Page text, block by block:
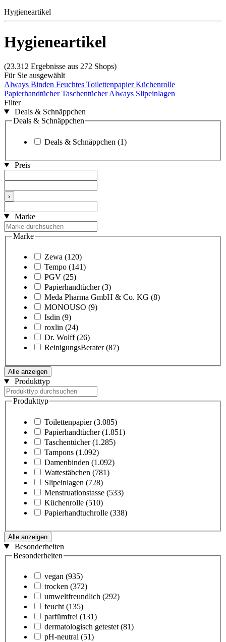
Hygieneartikel
Hygieneartikel
(23.312 Ergebnisse aus 272 Shops)
Für Sie ausgewählt
Always Binden Feuchtes ToilettenpapierKüchenrolle
PapierhandtücherTaschentücherAlways Slipeinlagen
Filter
Deals & Schnäppchen
Deals & Schnäppchen
Deals & Schnäppchen (1)
Preis
›
Marke
Marke
Zewa (120)
Tempo (141)
PGV (25)
Papierhandtücher (3)
Meda Pharma GmbH & Co. KG (8)
MONOUSO (9)
Isdin (9)
roxlin (24)
Dr. Wolff (26)
ReinigungsBerater (87)
Alle anzeigen
Produkttyp
Produkttyp
Toilettenpapier (3.085)
Papierhandtücher (1.851)
Taschentücher (1.285)
Tampons (1.092)
Damenbinden (1.092)
Wattestäbchen (781)
Slipeinlagen (728)
Menstruationstasse (533)
Küchenrolle (510)
Papierhandtuchrolle (338)
Alle anzeigen
Besonderheiten
Besonderheiten
vegan (935)
trocken (372)
umweltfreundlich (292)
feucht (135)
parfümfrei (131)
dermatologisch getestet (81)
pH-neutral (51)